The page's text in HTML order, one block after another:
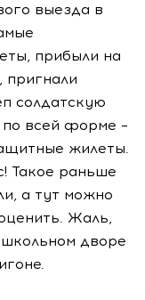
выезда в
прибыли на
пригнали
солдатскую
всей форме –
жилеты.
Такое раньше
а тут можно
Жаль,
школьном дворе